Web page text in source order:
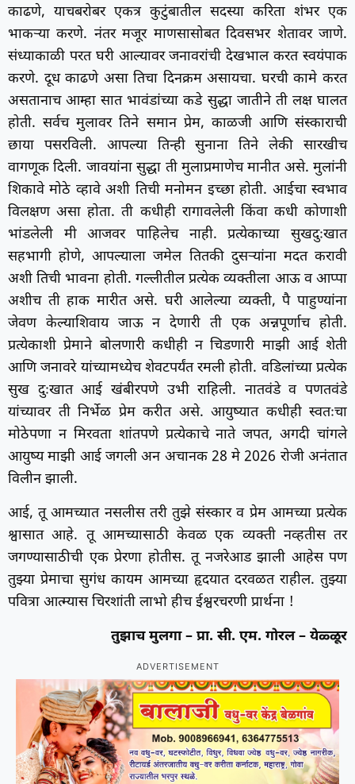
काढणे, याचबरोबर एकत्र कुटुंबातील सदस्या करिता शंभर एक
भाकऱ्या करणे. नंतर मजूर माणसासोबत दिवसभर शेतावर जाणे.
संध्याकाळी परत घरी आल्यावर जनावरांची देखभाल करत स्वयंपाक
करणे. दूध काढणे असा तिचा दिनक्रम असायचा. घरची कामे करत
असतानाच आम्हा सात भावंडांच्या कडे सुद्धा जातीने ती लक्ष घालत
होती. सर्वच मुलावर तिने समान प्रेम, काळजी आणि संस्काराची
छाया पसरविली. आपल्या तिन्ही सुनाना तिने लेकी सारखीच
वागणूक दिली. जावयांना सुद्धा ती मुलाप्रमाणेच मानीत असे. मुलांनी
शिकावे मोठे व्हावे अशी तिची मनोमन इच्छा होती. आईचा स्वभाव
विलक्षण असा होता. ती कधीही रागावलेली किंवा कधी कोणाशी
भांडलेली मी आजवर पाहिलेच नाही. प्रत्येकाच्या सुखदुःखात
सहभागी होणे, आपल्याला जमेल तितकी दुसऱ्यांना मदत करावी
अशी तिची भावना होती. गल्लीतील प्रत्येक व्यक्तीला आऊ व आप्पा
अशीच ती हाक मारीत असे. घरी आलेल्या व्यक्ती, पै पाहुण्यांना
जेवण केल्याशिवाय जाऊ न देणारी ती एक अन्नपूर्णाच होती.
प्रत्येकाशी प्रेमाने बोलणारी कधीही न चिडणारी माझी आई शेती
आणि जनावरे यांच्यामध्येच शेवटपर्यंत रमली होती. वडिलांच्या प्रत्येक
सुख दुःखात आई खंबीरपणे उभी राहिली. नातवंडे व पणतवंडे
यांच्यावर ती निर्भेळ प्रेम करीत असे. आयुष्यात कधीही स्वतःचा
मोठेपणा न मिरवता शांतपणे प्रत्येकाचे नाते जपत, अगदी चांगले
आयुष्य माझी आई जगली अन अचानक 28 मे 2026 रोजी अनंतात
विलीन झाली.
आई, तू आमच्यात नसलीस तरी तुझे संस्कार व प्रेम आमच्या प्रत्येक
श्वासात आहे. तू आमच्यासाठी केवळ एक व्यक्ती नव्हतीस तर
जगण्यासाठीची एक प्रेरणा होतीस. तू नजरेआड झाली आहेस पण
तुझ्या प्रेमाचा सुगंध कायम आमच्या हृदयात दरवळत राहील. तुझ्या
पवित्रा आत्म्यास चिरशांती लाभो हीच ईश्वरचरणी प्रार्थना !
तुझाच मुलगा – प्रा. सी. एम. गोरल – येळ्ळूर
ADVERTISEMENT